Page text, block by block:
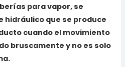
para vapor, se
hidráulico que se produce
cuando el movimiento
bruscamente y no es solo